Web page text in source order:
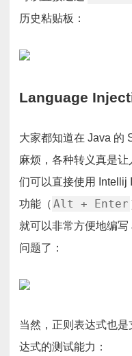
历史粘贴板：
Language
大家都知道在 Java 的
麻烦，各种转义真是
们可以直接使用 Intellij
功能（ Alt + Enter
就可以非常方便地编
问题了：
当然，正则表达式也
达式的测试能力：